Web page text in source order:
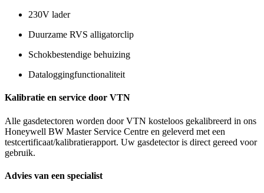
230V lader
Duurzame RVS alligatorclip
Schokbestendige behuizing
Dataloggingfunctionaliteit
Kalibratie en service door VTN
Alle gasdetectoren worden door VTN kosteloos gekalibreerd in ons
Honeywell BW Master Service Centre en geleverd met een
testcertificaat/kalibratierapport. Uw gasdetector is direct gereed voor
gebruik.
Advies van een specialist